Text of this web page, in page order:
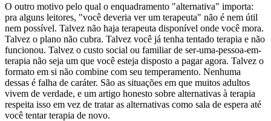
O outro motivo pelo qual o enquadramento "alternativa" importa:
pra alguns leitores, "você deveria ver um terapeuta" não é nem útil
nem possível. Talvez não haja terapeuta disponível onde você mora.
Talvez o plano não cubra. Talvez você já tenha tentado terapia e não
funcionou. Talvez o custo social ou familiar de ser-uma-pessoa-em-
terapia não seja um que você esteja disposto a pagar agora. Talvez o
formato em si não combine com seu temperamento. Nenhuma
dessas é falha de caráter. São as situações em que muitos adultos
vivem de verdade, e um artigo honesto sobre alternativas à terapia
respeita isso em vez de tratar as alternativas como sala de espera até
você tentar terapia de novo.